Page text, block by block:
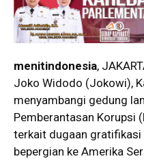
menitindonesia,
Joko Widodo (Jokowi),
menyambangi gedung
Pemberantasan Korupsi
terkait dugaan
bepergian ke Amerika